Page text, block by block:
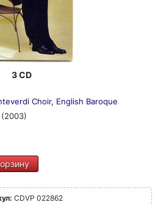
3 CD
Choir, English Baroque
(2003)
CDVP 022862